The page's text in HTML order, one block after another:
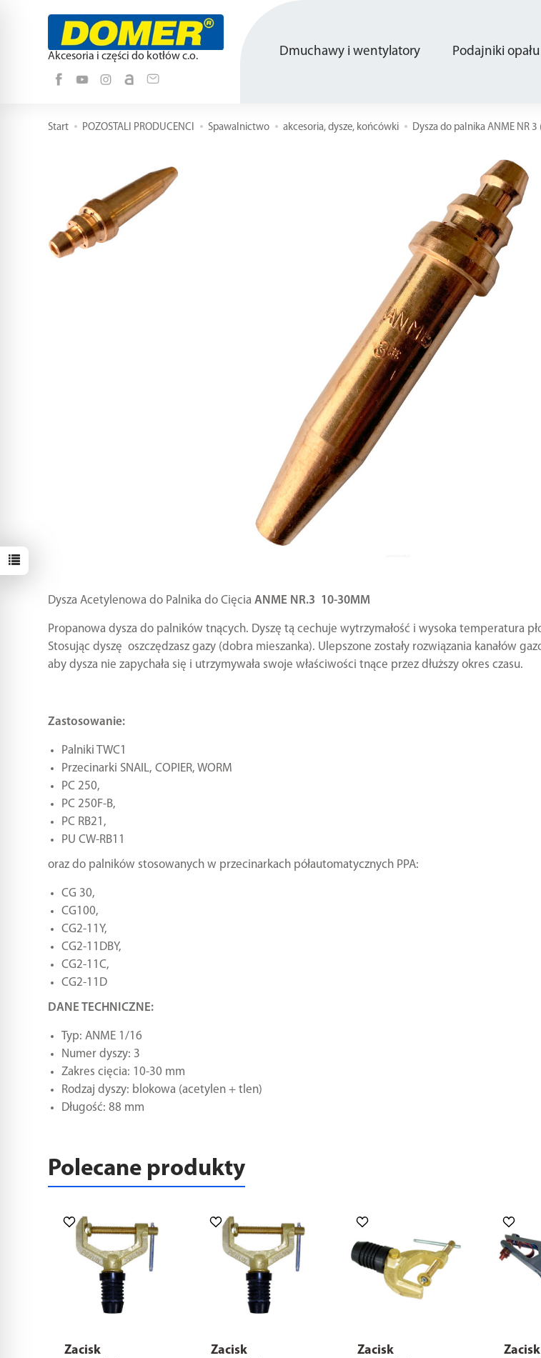
Akcesoria i części do kotłów c.o. Dmuchawy i wentylatory Podajniki
Start POZOSTALI PRODUCENCI Spawalnictwo akcesoria, dysze, końcówki Dysza do palnika ANME NR 3
Dysza Acetylenowa do Palnika do CięciaANME NR.3 10-30MM
Propanowa dysza do palników tnących. Dyszę tą cechuje wytrzymałość i wysoka temperatura
Stosując dyszę oszczędzasz gazy (dobra mieszanka). Ulepszone zostały rozwiązania kanałów
aby dysza nie zapychała się i utrzymywała swoje właściwości tnące przez dłuższy okres czasu.
Zastosowanie:
Palniki TWC1
Przecinarki SNAIL, COPIER, WORM
PC 250,
PC 250F-B,
PC RB21,
PU CW-RB11
oraz do palników stosowanych w przecinarkach półautomatycznych PPA:
CG 30,
CG100,
CG2-11Y,
CG2-11DBY,
CG2-11C,
CG2-11D
DANE TECHNICZNE:
Typ: ANME 1/16
Numer dyszy: 3
Zakres cięcia: 10-30 mm
Rodzaj dyszy: blokowa (acetylen + tlen)
Długość: 88 mm
Polecane produkty
Zacisk
Zacisk
Zacisk
Zacisk